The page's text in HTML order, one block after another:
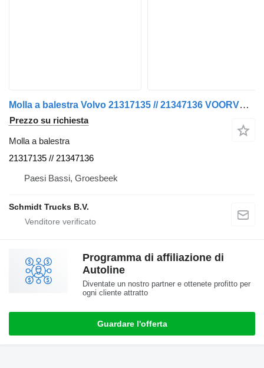
Molla a balestra Volvo 21317135 // 21347136 VOORVEER RECHTS EN LINKS FM EURO 6 per camion
Prezzo su richiesta
Molla a balestra
21317135 // 21347136
Paesi Bassi, Groesbeek
Schmidt Trucks B.V.
Programma di affiliazione di
Autoline
Diventate un nostro partner e ottenete profitto per
ogni cliente attratto
Guardare l'offerta